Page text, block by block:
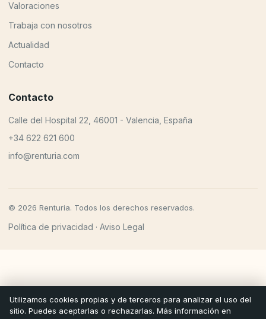
Valoraciones
Trabaja con nosotros
Actualidad
Contacto
Contacto
Calle del Hospital 22, 46001 - Valencia, España
+34 622 621 600
info@renturia.com
© 2026 Renturia. Todos los derechos reservados.
Política de privacidad · Aviso Legal
Utilizamos cookies propias y de terceros para analizar el uso del
sitio. Puedes aceptarlas o rechazarlas. Más información en